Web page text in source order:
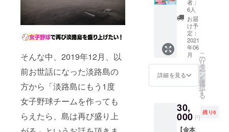
そんな中、2019年12月、以
前お世話になった淡路島の
方から「淡路島にもう1度
女子野球チームを作っても
らえたら、島は再び盛り上
さい
で、何
卒ご了
承くだ
さい
からの
メッ
セージ
は印刷
になり
ます ※
デザイ
ン、サ
変更に
なる場
ざいま
す ※写
真と実
際の商
スト
カード
・ク
ラウド
ファン
ディン
グ限定
商品
チーム
からの
は印刷
になり
ます ※
るお名
前を備
考欄に
お書き
くださ
（10文
内）
合は
「希望
しな
援者の
お名前
入れ
（希望
者の
み）
・支
援者の
お名前
の横断
幕を作
成
レプリ
カユニ
フォー
ム（選
手全員
の直筆
サイン
入り）
・サ
/O/XO/2
XO）
・素
の特別
セッ
ト】 ◎
淡路
ビーフ
１ｋｇ
（ 霜降
りロー
ス500ｇ
＋モモ
バラ500
・
「焼き
肉用」
者：
6人
お届
け予
定：
2021
年06
月
詳細を見る
こ
の
リ
タ
ー
ン
を
選
択
す
る
30,
000 円
残り6
【金本